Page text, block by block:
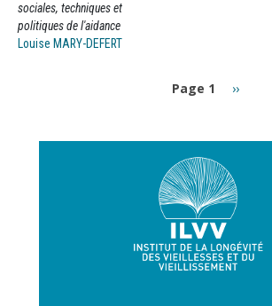
sociales, techniques et
politiques de l'aidance
Louise MARY-DEFERT
Page 1
Page
››